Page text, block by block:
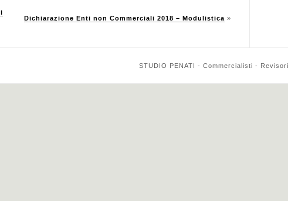
Dichiarazione Enti non Commerciali 2018 – Modulistica »
STUDIO PENATI - Commercialisti -